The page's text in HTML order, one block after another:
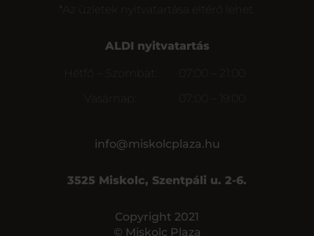
*Az üzletek nyitvatartása eltérő lehet.
ALDI nyitvatartás
Hétfő – Szombat:
07:00 – 21:00
Vasárnap:
info@miskolcplaza.hu
3525 Miskolc, Szentpáli u. 2-6.
Copyright 2021
© Miskolc Plaza